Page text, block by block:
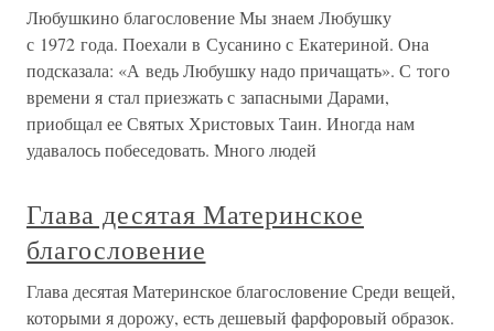
Любушкино благословение Мы знаем Любушку
с 1972 года. Поехали в Сусанино с Екатериной. Она
подсказала: «А ведь Любушку надо причащать». С того
времени я стал приезжать с запасными Дарами,
приобщал ее Святых Христовых Таин. Иногда нам
удавалось побеседовать. Много людей
Глава десятая Материнское
благословение
Глава десятая Материнское благословение Среди вещей,
которыми я дорожу, есть дешевый фарфоровый образок.